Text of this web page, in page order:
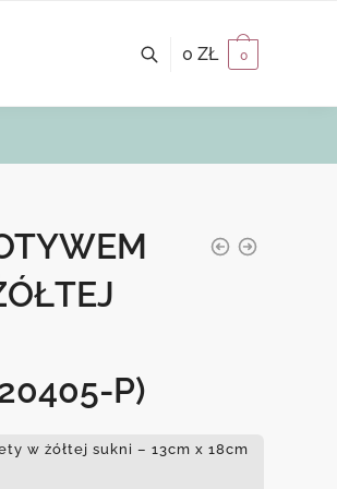
0 ZŁ 0
P)
w żółtej sukni – 13cm x 18cm